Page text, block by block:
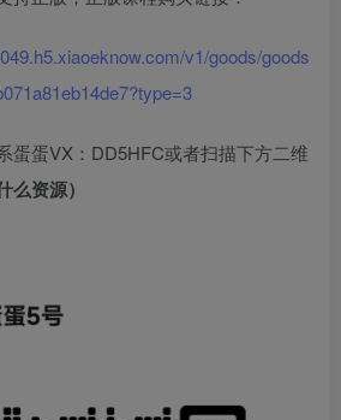
v1/goods/goods
蛋蛋VX：DD5HFC或者扫描下方二维
么资源）